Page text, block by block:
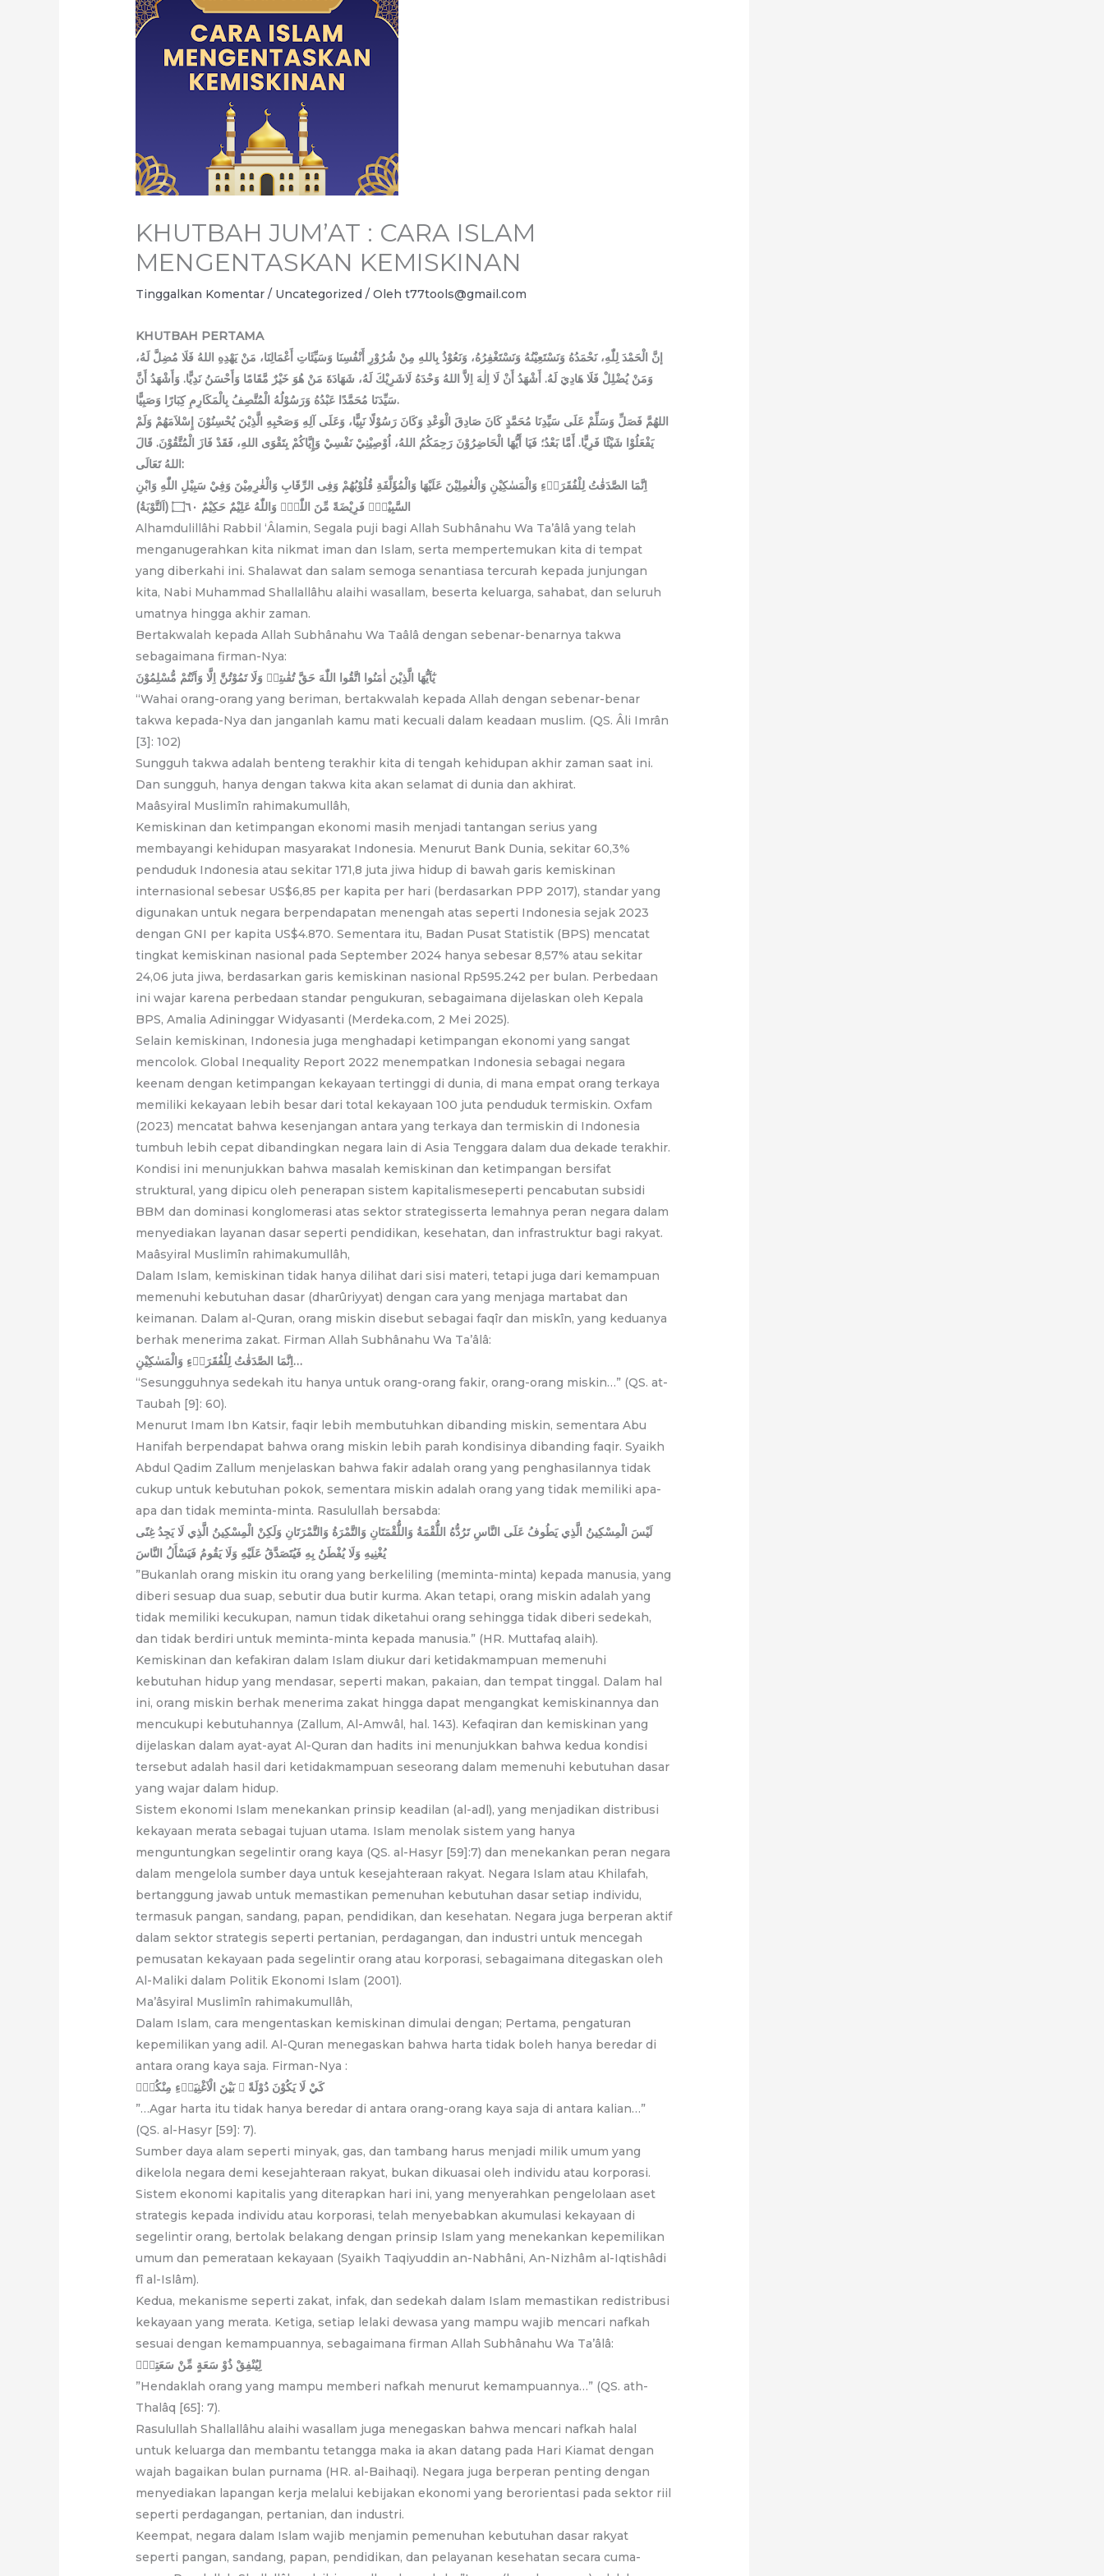
KHUTBAH JUM’AT : CARA ISLAM
MENGENTASKAN KEMISKINAN
Tinggalkan Komentar / Uncategorized / Oleht77tools@gmail.com
KHUTBAH PERTAMA
إنَّ الْحَمْدَ لِلّٰهِ، نَحْمَدُهُ وَنَسْتَعِيْنُهُ وَنَسْتَغْفِرُهُ، وَنَعُوْذُ بِاللهِ مِنْ شُرُوْرِ أَنْفُسِنَا وَسَيِّئَاتِ أَعْمَالِنَا، مَنْ يَهْدِهِ اللهُ فَلَا مُضِلَّ لَهُ،
وَمَنْ يُضْلِلْ فَلَا هَادِيَ لَهُ. أَشْهَدُ أَنْ لَا اِلٰهَ اِلاَّ اللهُ وَحْدَهُ لَاشَرِيْكَ لَهُ، شَهَادَةَ مَنْ هُوَ خَيْرٌ مَّقَامًا وَأَحْسَنُ نَدِيًّا. وَأَشْهَدُ أَنَّ
سَيِّدَنَا مُحَمَّدًا عَبْدُهُ وَرَسُوْلُهُ الْمُتَّصِفُ بِالْمَكَارِمِ كِبَارًا وَصَبِيًّا.
اللهُمَّ فَصَلِّ وَسَلِّمْ عَلَى سَيِّدِنَا مُحَمَّدٍ كَانَ صَادِقَ الْوَعْدِ وَكَانَ رَسُوْلًا نَبِيًّا، وَعَلَى آلِهِ وَصَحْبِهِ الَّذِيْنَ يُحْسِنُوْنَ إِسْلاَمَهُمْ وَلَمْ
يَفْعَلُوْا شَيْئًا فَرِيًّا. أَمَّا بَعْدُ؛ فَيَا أَيُّهَا الْحَاضِرُوْنَ رَحِمَكُمُ اللهُ، اُوْصِيْنِيْ نَفْسِيْ وَإِيَّاكُمْ بِتَقْوَى اللهِ، فَقَدْ فَازَ الْمُتَّقُوْنَ. قَالَ
اللهُ تَعَالَى:
اِنَّمَا الصَّدَقٰتُ لِلْفُقَرَاۤءِ وَالْمَسٰكِيْنِ وَالْعٰمِلِيْنَ عَلَيْهَا وَالْمُؤَلَّفَةِ قُلُوْبُهُمْ وَفِى الرِّقَابِ وَالْغٰرِمِيْنَ وَفِيْ سَبِيْلِ اللّٰهِ وَابْنِ
السَّبِيْلِۗ فَرِيْضَةً مِّنَ اللّٰهِۗ وَاللّٰهُ عَلِيْمٌ حَكِيْمٌ ۝٦٠ (اَلتَّوْبَةُ)
Alhamdulillâhi Rabbil ‘Âlamin, Segala puji bagi Allah Subhânahu Wa Ta’âlâ yang telah
menganugerahkan kita nikmat iman dan Islam, serta mempertemukan kita di tempat
yang diberkahi ini. Shalawat dan salam semoga senantiasa tercurah kepada junjungan
kita, Nabi Muhammad Shallallâhu alaihi wasallam, beserta keluarga, sahabat, dan seluruh
umatnya hingga akhir zaman.
Bertakwalah kepada Allah Subhânahu Wa Taâlâ dengan sebenar-benarnya takwa
sebagaimana firman-Nya:
يٰٓاَيُّهَا الَّذِيْنَ اٰمَنُوا اتَّقُوا اللّٰهَ حَقَّ تُقٰىتِهٖ وَلَا تَمُوْتُنَّ اِلَّا وَاَنْتُمْ مُّسْلِمُوْنَ
“Wahai orang-orang yang beriman, bertakwalah kepada Allah dengan sebenar-benar
takwa kepada-Nya dan janganlah kamu mati kecuali dalam keadaan muslim. (QS. Âli Imrân
[3]: 102)
Sungguh takwa adalah benteng terakhir kita di tengah kehidupan akhir zaman saat ini.
Dan sungguh, hanya dengan takwa kita akan selamat di dunia dan akhirat.
Maâsyiral Muslimîn rahimakumullâh,
Kemiskinan dan ketimpangan ekonomi masih menjadi tantangan serius yang
membayangi kehidupan masyarakat Indonesia. Menurut Bank Dunia, sekitar 60,3%
penduduk Indonesia atau sekitar 171,8 juta jiwa hidup di bawah garis kemiskinan
internasional sebesar US$6,85 per kapita per hari (berdasarkan PPP 2017), standar yang
digunakan untuk negara berpendapatan menengah atas seperti Indonesia sejak 2023
dengan GNI per kapita US$4.870. Sementara itu, Badan Pusat Statistik (BPS) mencatat
tingkat kemiskinan nasional pada September 2024 hanya sebesar 8,57% atau sekitar
24,06 juta jiwa, berdasarkan garis kemiskinan nasional Rp595.242 per bulan. Perbedaan
ini wajar karena perbedaan standar pengukuran, sebagaimana dijelaskan oleh Kepala
BPS, Amalia Adininggar Widyasanti (Merdeka.com, 2 Mei 2025).
Selain kemiskinan, Indonesia juga menghadapi ketimpangan ekonomi yang sangat
mencolok. Global Inequality Report 2022 menempatkan Indonesia sebagai negara
keenam dengan ketimpangan kekayaan tertinggi di dunia, di mana empat orang terkaya
memiliki kekayaan lebih besar dari total kekayaan 100 juta penduduk termiskin. Oxfam
(2023) mencatat bahwa kesenjangan antara yang terkaya dan termiskin di Indonesia
tumbuh lebih cepat dibandingkan negara lain di Asia Tenggara dalam dua dekade terakhir.
Kondisi ini menunjukkan bahwa masalah kemiskinan dan ketimpangan bersifat
struktural, yang dipicu oleh penerapan sistem kapitalismeseperti pencabutan subsidi
BBM dan dominasi konglomerasi atas sektor strategisserta lemahnya peran negara dalam
menyediakan layanan dasar seperti pendidikan, kesehatan, dan infrastruktur bagi rakyat.
Maâsyiral Muslimîn rahimakumullâh,
Dalam Islam, kemiskinan tidak hanya dilihat dari sisi materi, tetapi juga dari kemampuan
memenuhi kebutuhan dasar (dharûriyyat) dengan cara yang menjaga martabat dan
keimanan. Dalam al-Quran, orang miskin disebut sebagai faqîr dan miskîn, yang keduanya
berhak menerima zakat. Firman Allah Subhânahu Wa Ta’âlâ:
اِنَّمَا الصَّدَقٰتُ لِلْفُقَرَاۤءِ وَالْمَسٰكِيْنِ…
“Sesungguhnya sedekah itu hanya untuk orang-orang fakir, orang-orang miskin…” (QS. at-
Taubah [9]: 60).
Menurut Imam Ibn Katsir, faqir lebih membutuhkan dibanding miskin, sementara Abu
Hanifah berpendapat bahwa orang miskin lebih parah kondisinya dibanding faqir. Syaikh
Abdul Qadim Zallum menjelaskan bahwa fakir adalah orang yang penghasilannya tidak
cukup untuk kebutuhan pokok, sementara miskin adalah orang yang tidak memiliki apa-
apa dan tidak meminta-minta. Rasulullah bersabda:
لَيْسَ الْمِسْكِينُ الَّذِي يَطُوفُ عَلَى النَّاسِ تَرُدُّهُ اللُّقْمَةُ وَاللُّقْمَتَانِ وَالتَّمْرَةُ وَالتَّمْرَتَانِ وَلَكِنْ الْمِسْكِينُ الَّذِي لَا يَجِدُ غِنًى
يُغْنِيهِ وَلَا يُفْطَنُ بِهِ فَيُتَصَدَّقُ عَلَيْهِ وَلَا يَقُومُ فَيَسْأَلُ النَّاسَ
”Bukanlah orang miskin itu orang yang berkeliling (meminta-minta) kepada manusia, yang
diberi sesuap dua suap, sebutir dua butir kurma. Akan tetapi, orang miskin adalah yang
tidak memiliki kecukupan, namun tidak diketahui orang sehingga tidak diberi sedekah,
dan tidak berdiri untuk meminta-minta kepada manusia.” (HR. Muttafaq alaih).
Kemiskinan dan kefakiran dalam Islam diukur dari ketidakmampuan memenuhi
kebutuhan hidup yang mendasar, seperti makan, pakaian, dan tempat tinggal. Dalam hal
ini, orang miskin berhak menerima zakat hingga dapat mengangkat kemiskinannya dan
mencukupi kebutuhannya (Zallum, Al-Amwâl, hal. 143). Kefaqiran dan kemiskinan yang
dijelaskan dalam ayat-ayat Al-Quran dan hadits ini menunjukkan bahwa kedua kondisi
tersebut adalah hasil dari ketidakmampuan seseorang dalam memenuhi kebutuhan dasar
yang wajar dalam hidup.
Sistem ekonomi Islam menekankan prinsip keadilan (al-adl), yang menjadikan distribusi
kekayaan merata sebagai tujuan utama. Islam menolak sistem yang hanya
menguntungkan segelintir orang kaya (QS. al-Hasyr [59]:7) dan menekankan peran negara
dalam mengelola sumber daya untuk kesejahteraan rakyat. Negara Islam atau Khilafah,
bertanggung jawab untuk memastikan pemenuhan kebutuhan dasar setiap individu,
termasuk pangan, sandang, papan, pendidikan, dan kesehatan. Negara juga berperan aktif
dalam sektor strategis seperti pertanian, perdagangan, dan industri untuk mencegah
pemusatan kekayaan pada segelintir orang atau korporasi, sebagaimana ditegaskan oleh
Al-Maliki dalam Politik Ekonomi Islam (2001).
Ma’âsyiral Muslimîn rahimakumullâh,
Dalam Islam, cara mengentaskan kemiskinan dimulai dengan; Pertama, pengaturan
kepemilikan yang adil. Al-Quran menegaskan bahwa harta tidak boleh hanya beredar di
antara orang kaya saja. Firman-Nya :
كَيْ لَا يَكُوْنَ دُوْلَةً ۢ بَيْنَ الْاَغْنِيَاۤءِ مِنْكُمْۗ
”…Agar harta itu tidak hanya beredar di antara orang-orang kaya saja di antara kalian…”
(QS. al-Hasyr [59]: 7).
Sumber daya alam seperti minyak, gas, dan tambang harus menjadi milik umum yang
dikelola negara demi kesejahteraan rakyat, bukan dikuasai oleh individu atau korporasi.
Sistem ekonomi kapitalis yang diterapkan hari ini, yang menyerahkan pengelolaan aset
strategis kepada individu atau korporasi, telah menyebabkan akumulasi kekayaan di
segelintir orang, bertolak belakang dengan prinsip Islam yang menekankan kepemilikan
umum dan pemerataan kekayaan (Syaikh Taqiyuddin an-Nabhâni, An-Nizhâm al-Iqtishâdi
fî al-Islâm).
Kedua, mekanisme seperti zakat, infak, dan sedekah dalam Islam memastikan redistribusi
kekayaan yang merata. Ketiga, setiap lelaki dewasa yang mampu wajib mencari nafkah
sesuai dengan kemampuannya, sebagaimana firman Allah Subhânahu Wa Ta’âlâ:
لِيُنْفِقْ ذُوْ سَعَةٍ مِّنْ سَعَتِهٖۗ
”Hendaklah orang yang mampu memberi nafkah menurut kemampuannya…” (QS. ath-
Thalâq [65]: 7).
Rasulullah Shallallâhu alaihi wasallam juga menegaskan bahwa mencari nafkah halal
untuk keluarga dan membantu tetangga maka ia akan datang pada Hari Kiamat dengan
wajah bagaikan bulan purnama (HR. al-Baihaqi). Negara juga berperan penting dengan
menyediakan lapangan kerja melalui kebijakan ekonomi yang berorientasi pada sektor riil
seperti perdagangan, pertanian, dan industri.
Keempat, negara dalam Islam wajib menjamin pemenuhan kebutuhan dasar rakyat
seperti pangan, sandang, papan, pendidikan, dan pelayanan kesehatan secara cuma-